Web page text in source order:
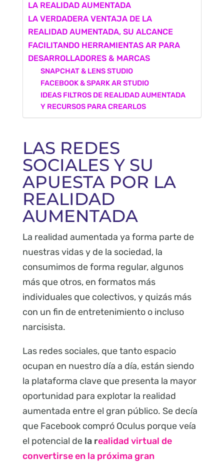
LA REALIDAD AUMENTADA
LA VERDADERA VENTAJA DE LA
REALIDAD AUMENTADA, SU ALCANCE
FACILITANDO HERRAMIENTAS AR PARA
DESARROLLADORES & MARCAS
SNAPCHAT & LENS STUDIO
FACEBOOK & SPARK AR STUDIO
IDEAS FILTROS DE REALIDAD AUMENTADA
Y RECURSOS PARA CREARLOS
LAS REDES
SOCIALES Y SU
APUESTA POR LA
REALIDAD
AUMENTADA
La realidad aumentada ya forma parte de
nuestras vidas y de la sociedad, la
consumimos de forma regular, algunos
más que otros, en formatos más
individuales que colectivos, y quizás más
con un fin de entretenimiento o incluso
narcisista.
Las redes sociales, que tanto espacio
ocupan en nuestro día a día, están siendo
la plataforma clave que presenta la mayor
oportunidad para explotar la realidad
aumentada entre el gran público. Se decía
que Facebook compró Oculus porque veía
el potencial dela realidad virtual de
convertirse en la próxima gran